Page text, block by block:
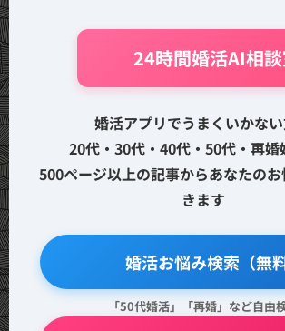
🤖 24時間婚活AI相
婚活アプリでうまくいかな
20代・30代・40代・50代・再婚
500ページ以上の記事からあなたの
きます
🔍 婚活お悩み検索（無料
「50代婚活」「再婚」など自由